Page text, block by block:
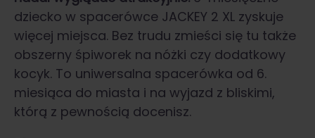
dziecko w spacerówce JACKEY 2 XL zyskuje
więcej miejsca. Bez trudu zmieści się tu także
obszerny śpiworek na nóżki czy dodatkowy
kocyk. To uniwersalna spacerówka od 6.
miesiąca do miasta i na wyjazd z bliskimi,
którą z pewnością docenisz.